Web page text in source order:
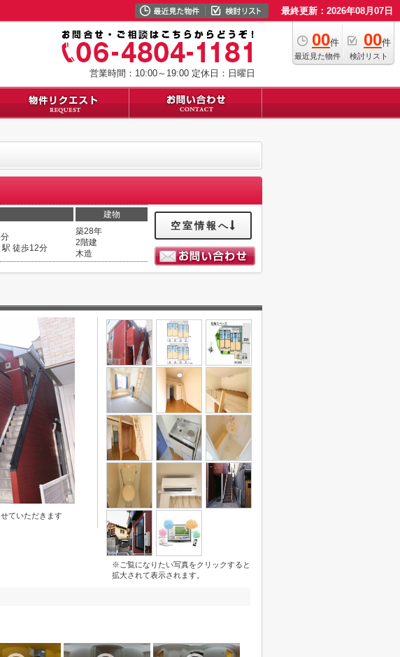
最終更新：2026年08月07日
00件
最近見た物件
00件
検討リスト
営業時間：10:00～19:00 定休日：日曜日
建物
駅 徒歩12分
築28年
2階建
木造
空室情報へ
ていただきます
※ご覧になりたい写真をクリックすると
拡大されて表示されます。